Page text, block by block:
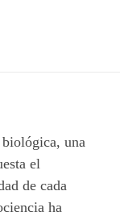
una
el
de cada
ha